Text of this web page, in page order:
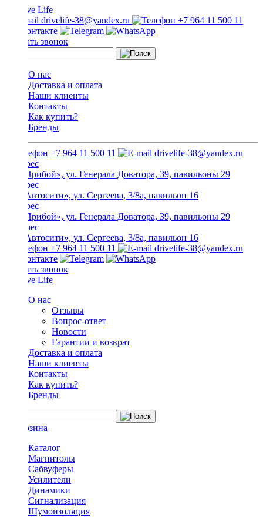
drivelife-38@yandex.ru +7 964 11 500 11
Заказать звонок
О нас
Доставка и оплата
Наши клиенты
Контакты
Как купить?
Бренды
+7 964 11 500 11 drivelife-38@yandex.ru
ТЦ «Прибой», ул. Генерала Доватора, 39, павильоны 29
ТЦ «Автосити», ул. Сергеева, 3/8а, павильон 16
ТЦ «Прибой», ул. Генерала Доватора, 39, павильоны 29
ТЦ «Автосити», ул. Сергеева, 3/8а, павильон 16
+7 964 11 500 11
drivelife-38@yandex.ru
Заказать звонок
О нас
Отзывы
Вопрос-ответ
Новости
Гарантии и возврат
Доставка и оплата
Наши клиенты
Контакты
Как купить?
Бренды
Каталог
Магнитолы
Сабвуферы
Усилители
Динамики
Сигнализация
Шумоизоляция